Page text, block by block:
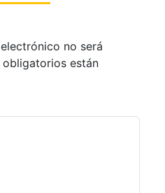
no será
obligatorios están